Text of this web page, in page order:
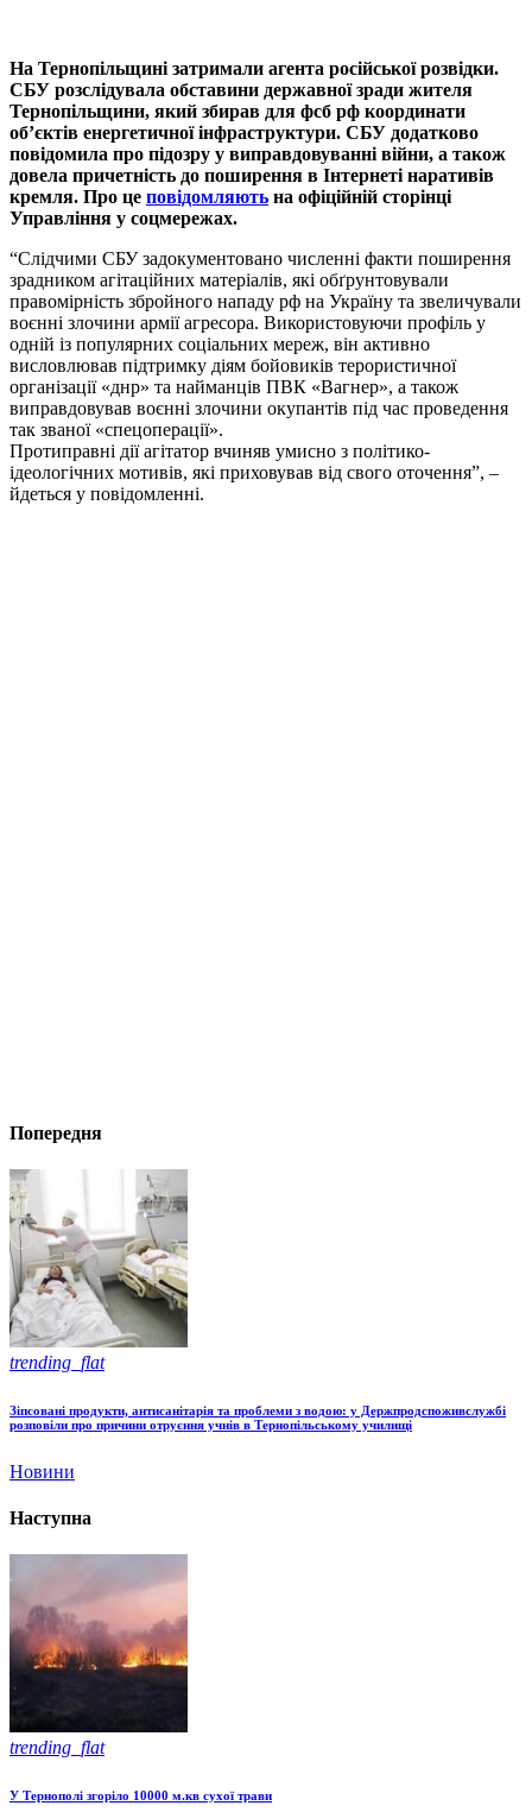
На Тернопільщині затримали агента російської розвідки.
СБУ розслідувала обставини державної зради жителя
Тернопільщини, який збирав для фсб рф координати
об’єктів енергетичної інфраструктури. СБУ додатково
повідомила про підозру у виправдовуванні війни, а також
довела причетність до поширення в Інтернеті наративів
кремля. Про це повідомляють на офіційній сторінці
Управління у соцмережах.
“Слідчими СБУ задокументовано численні факти поширення
зрадником агітаційних матеріалів, які обґрунтовували
правомірність збройного нападу рф на Україну та звеличували
воєнні злочини армії агресора. Використовуючи профіль у
одній із популярних соціальних мереж, він активно
висловлював підтримку діям бойовиків терористичної
організації «днр» та найманців ПВК «Вагнер», а також
виправдовував воєнні злочини окупантів під час проведення
так званої «спецоперації».
Протиправні дії агітатор вчиняв умисно з політико-
ідеологічних мотивів, які приховував від свого оточення”, –
йдеться у повідомленні.
Попередня
trending_flat
Зіпсовані продукти, антисанітарія та проблеми з водою: у Держпродспоживслужбі
розповіли про причини отруєння учнів в Тернопільському училищі
Новини
Наступна
trending_flat
У Тернополі згоріло 10000 м.кв сухої трави